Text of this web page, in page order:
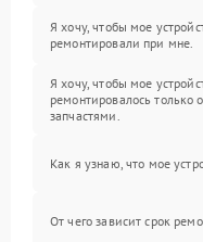
Я хочу, чтобы мое
ремонтировали при мне.
Я хочу, чтобы мое
ремонтировалось только
запчастями.
Как я узнаю, что мое
От чего зависит срок